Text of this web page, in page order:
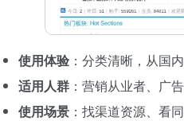
使用体验 ：分类清晰，从国
适用人群 ：营销从业者、广
使用场景 ：找渠道资源、看